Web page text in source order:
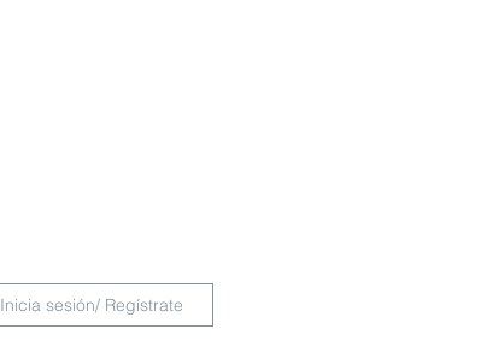
Inicia sesión/ Regístrate